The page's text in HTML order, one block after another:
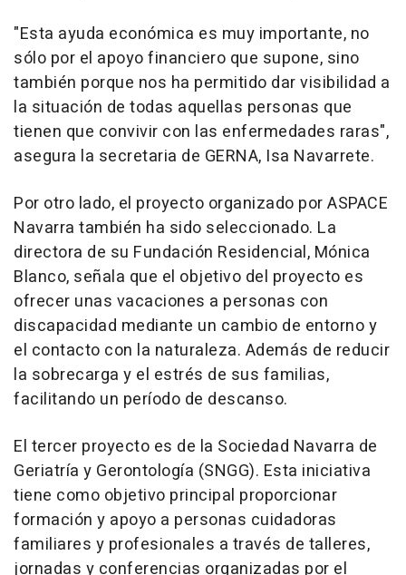
"Esta ayuda económica es muy importante, no
sólo por el apoyo financiero que supone, sino
también porque nos ha permitido dar visibilidad a
la situación de todas aquellas personas que
tienen que convivir con las enfermedades raras",
asegura la secretaria de GERNA, Isa Navarrete.
Por otro lado, el proyecto organizado por ASPACE
Navarra también ha sido seleccionado. La
directora de su Fundación Residencial, Mónica
Blanco, señala que el objetivo del proyecto es
ofrecer unas vacaciones a personas con
discapacidad mediante un cambio de entorno y
el contacto con la naturaleza. Además de reducir
la sobrecarga y el estrés de sus familias,
facilitando un período de descanso.
El tercer proyecto es de la Sociedad Navarra de
Geriatría y Gerontología (SNGG). Esta iniciativa
tiene como objetivo principal proporcionar
formación y apoyo a personas cuidadoras
familiares y profesionales a través de talleres,
jornadas y conferencias organizadas por el